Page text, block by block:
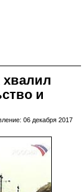
и
06 декабря 2017